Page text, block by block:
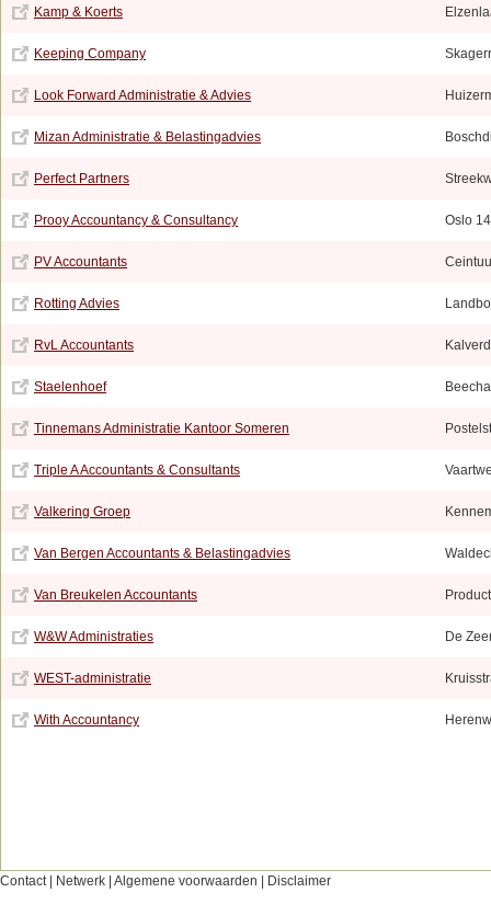
Kamp & Koerts
Keeping Company
Look Forward Administratie & Advies
Mizan Administratie & Belastingadvies
Perfect Partners
Prooy Accountancy & Consultancy Oslo 14
PV Accountants
Rotting Advies
RvL Accountants
Staelenhoef
Tinnemans Administratie Kantoor Someren
Triple A Accountants & Consultants
Valkering Groep
Van Bergen Accountants & Belastingadvies
Van Breukelen Accountants
W&W Administraties De
WEST-administratie
With Accountancy
Contact| Netwerk Algemene voorwaarden Disclaimer